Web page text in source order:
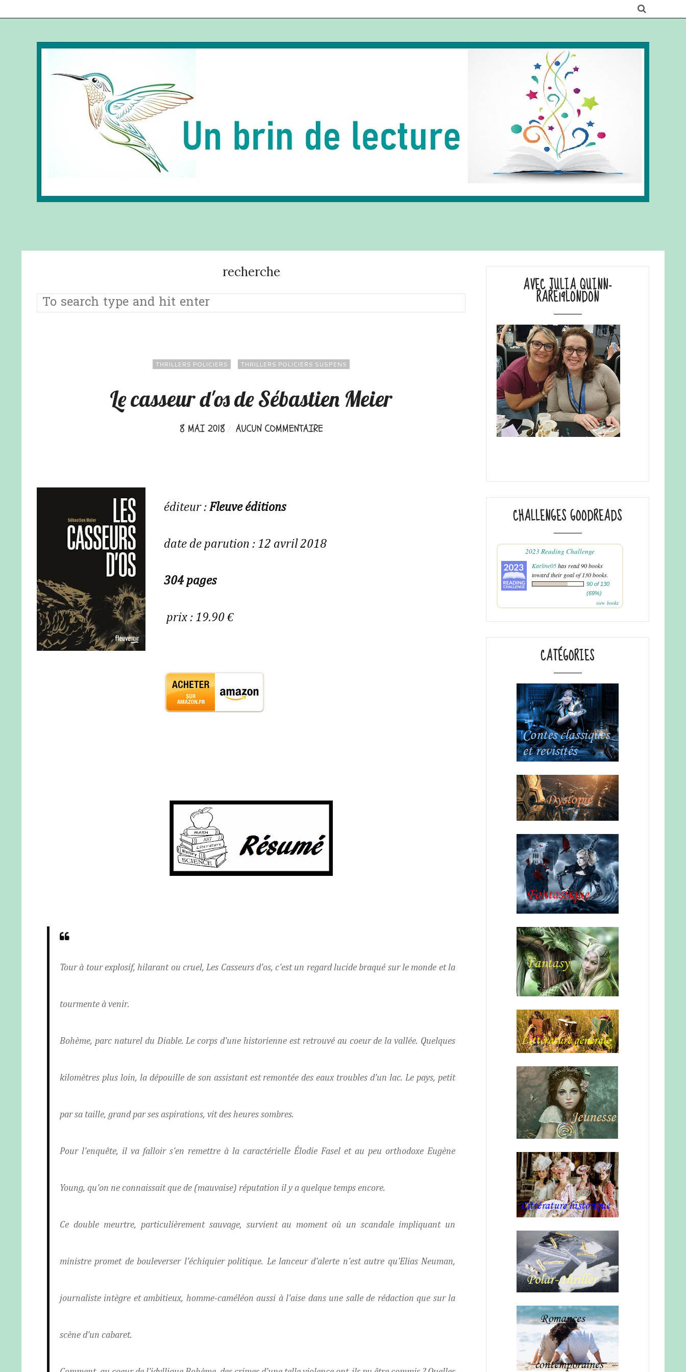
recherche
THRILLERS POLICIERS THRILLERS POLICIERS SUSPENS
Le casseur d'os de Sébastien Meier
8 MAI 2018 AUCUN COMMENTAIRE
éditeur : Fleuve éditions
date de parution : 12 avril 2018
304 pages
prix : 19.90 €
Tour à tour explosif, hilarant ou cruel, Les Casseurs d'os, c'est un regard lucide braqué sur le monde et la
tourmente à venir.
Bohème, parc naturel du Diable. Le corps d'une historienne est retrouvé au coeur de la vallée. Quelques
kilomètres plus loin, la dépouille de son assistant est remontée des eaux troubles d'un lac. Le pays, petit
par sa taille, grand par ses aspirations, vit des heures sombres.
Pour l'enquête, il va falloir s'en remettre à la caractérielle Élodie Fasel et au peu orthodoxe Eugène
Young, qu'on ne connaissait que de (mauvaise) réputation il y a quelque temps encore.
Ce double meurtre, particulièrement sauvage, survient au moment où un scandale impliquant un
ministre promet de bouleverser l'échiquier politique. Le lanceur d'alerte n'est autre qu'Elias Neuman,
journaliste intègre et ambitieux, homme-caméléon aussi à l'aise dans une salle de rédaction que sur la
scène d'un cabaret.
AVEC JULIA QUINN-
RARE19LONDON
CHALLENGES GOODREADS
2023 Reading Challenge
Karline05has read 90 books
toward their goal of 130 books.
90 of 130
(69%)
view books
CATÉGORIES